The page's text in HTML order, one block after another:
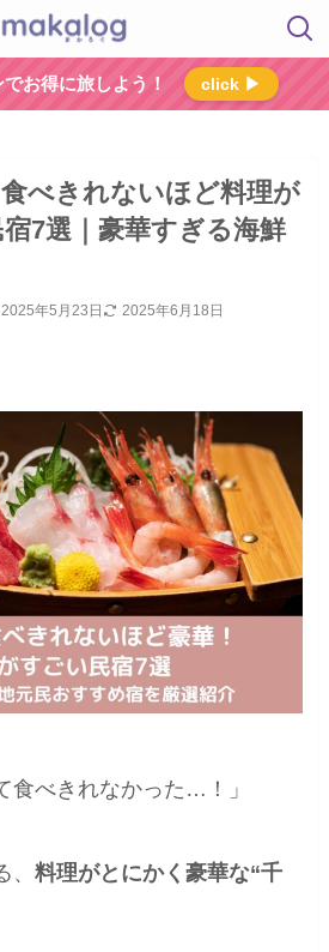
お得に旅しよう！ click ▶
食べきれないほど料理が
7選｜豪華すぎる海鮮
2025年5月23日 2025年6月18日
食べきれなかった…！」
、料理がとにかく豪華な“千